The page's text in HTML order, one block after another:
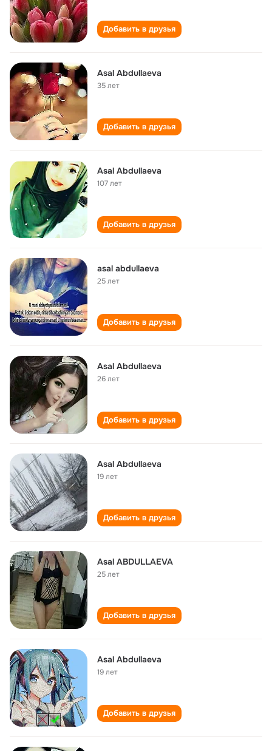
Добавить в друзья
Asal Abdullaeva
35 лет
Добавить в друзья
Asal Abdullaeva
107 лет
Добавить в друзья
asal abdullaeva
25 лет
Добавить в друзья
Asal Abdullaeva
26 лет
Добавить в друзья
Asal Abdullaeva
19 лет
Добавить в друзья
Asal ABDULLAEVA
25 лет
Добавить в друзья
Asal Abdullaeva
19 лет
Добавить в друзья